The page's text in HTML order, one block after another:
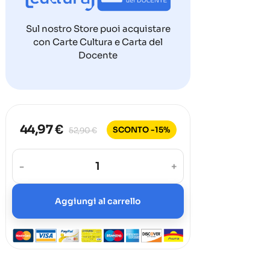
Sul nostro Store puoi acquistare
con Carte Cultura e Carta del
Docente
44,97 € 52,90 € SCONTO -15%
- +
Aggiungi al carrello